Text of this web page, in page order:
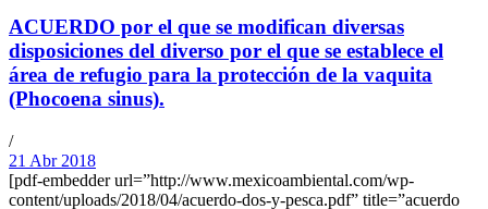
ACUERDO por el que se modifican diversas
disposiciones del diverso por el que se establece el
área de refugio para la protección de la vaquita
(Phocoena sinus).
/
21 Abr 2018
[pdf-embedder url=”http://www.mexicoambiental.com/wp-
content/uploads/2018/04/acuerdo-dos-y-pesca.pdf” title=”acuerdo